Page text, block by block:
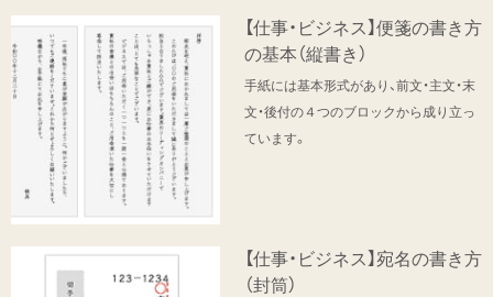
【仕事・ビジネス】便箋の書き方
の基本（縦書き）
手紙には基本形式があり、前文・主文・末
文・後付の４つのブロックから成り立っ
ています。
【仕事・ビジネス】宛名の書き方
（封筒）